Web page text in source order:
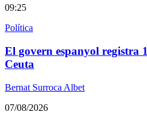
09:25
Política
El govern espanyol registra
Ceuta
Bernat Surroca Albet
07/08/2026